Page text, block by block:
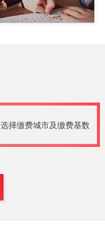
选择缴费城市及缴费基数